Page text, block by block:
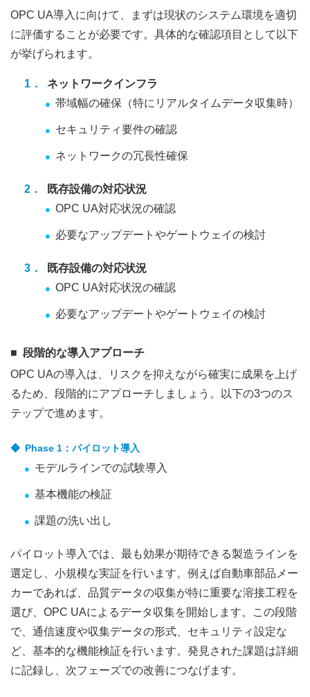
OPC UA導入に向けて、まずは現状のシステム環境を適切
に評価することが必要です。具体的な確認項目として以下
が挙げられます。
ネットワークインフラ
帯域幅の確保（特にリアルタイムデータ収集時）
セキュリティ要件の確認
ネットワークの冗長性確保
既存設備の対応状況
OPC UA対応状況の確認
必要なアップデートやゲートウェイの検討
既存設備の対応状況
OPC UA対応状況の確認
必要なアップデートやゲートウェイの検討
段階的な導入アプローチ
OPC UAの導入は、リスクを抑えながら確実に成果を上げ
るため、段階的にアプローチしましょう。以下の3つのス
テップで進めます。
Phase 1：パイロット導入
モデルラインでの試験導入
基本機能の検証
課題の洗い出し
パイロット導入では、最も効果が期待できる製造ラインを
選定し、小規模な実証を行います。例えば自動車部品メー
カーであれば、品質データの収集が特に重要な溶接工程を
選び、OPC UAによるデータ収集を開始します。この段階
で、通信速度や収集データの形式、セキュリティ設定な
ど、基本的な機能検証を行います。発見された課題は詳細
に記録し、次フェーズでの改善につなげます。